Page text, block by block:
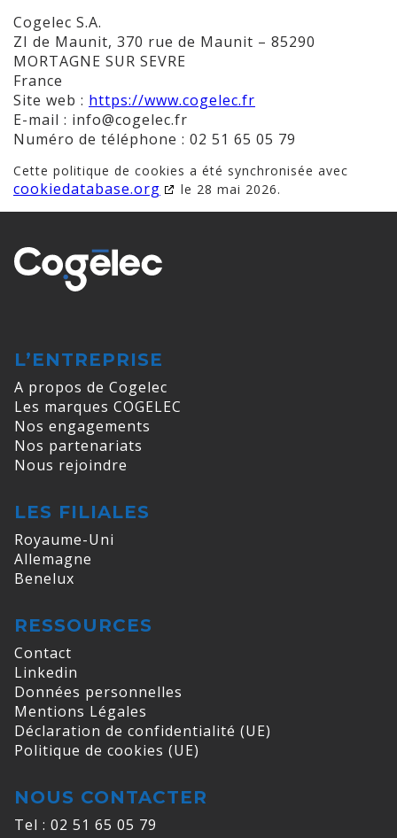
Cogelec S.A.
ZI de Maunit, 370 rue de Maunit – 85290
MORTAGNE SUR SEVRE
France
Site web : https://www.cogelec.fr
E-mail : info@cogelec.fr
Numéro de téléphone : 02 51 65 05 79
Cette politique de cookies a été synchronisée avec
cookiedatabase.org le 28 mai 2026.
L’ENTREPRISE
A propos de Cogelec
Les marques COGELEC
Nos engagements
Nos partenariats
Nous rejoindre
LES FILIALES
Royaume-Uni
Allemagne
Benelux
RESSOURCES
Contact
Linkedin
Données personnelles
Mentions Légales
Déclaration de confidentialité (UE)
Politique de cookies (UE)
NOUS CONTACTER
Tel : 02 51 65 05 79